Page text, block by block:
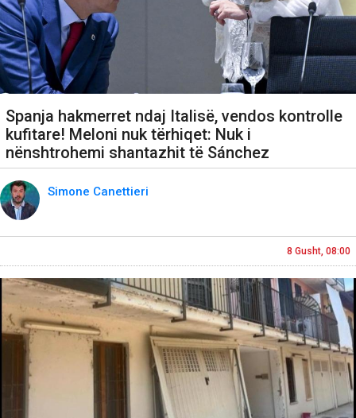
Spanja hakmerret ndaj Italisë, vendos kontrolle
kufitare! Meloni nuk tërhiqet: Nuk i
nënshtrohemi shantazhit të Sánchez
Simone Canettieri
8 Gusht, 08:00